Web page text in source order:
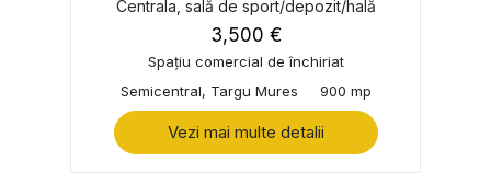
Centrala, sală de sport/depozit/hală
3,500 €
Spațiu comercial de închiriat
Semicentral, Targu Mures
900 mp
Vezi mai multe detalii